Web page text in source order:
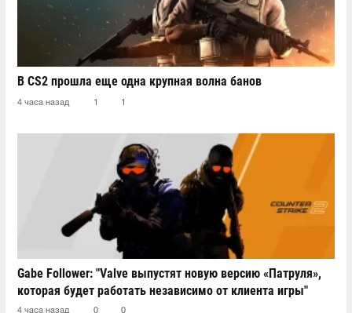
В CS2 прошла еще одна крупная волна банов
4 часа назад 1 1
Gabe Follower: "Valve выпустят новую версию «Патруля»,
которая будет работать независимо от клиента игры"
4 часа назад 0 0